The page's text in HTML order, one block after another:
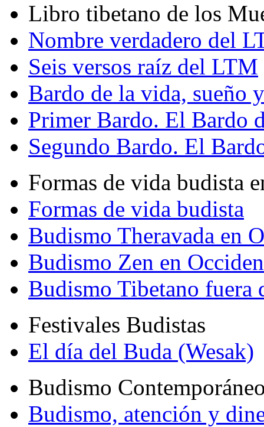
Libro tibetano de los
Nombre verdadero del
Seis versos raíz del LTM
Bardo de la vida, sueño
Primer Bardo. El Bardo
Segundo Bardo. El
Formas de vida budista
Formas de vida budista
Budismo Theravada en
Budismo Zen en
Budismo Tibetano fuera
Festivales Budistas
El día del Buda (Wesak)
Budismo
Budismo, atención y